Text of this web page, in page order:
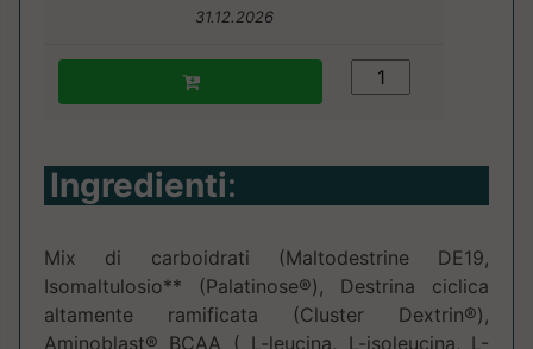
31.12.2026
Ingredienti:
Mix di carboidrati (Maltodestrine DE19,
Isomaltulosio** (Palatinose®), Destrina ci­clica
altamente ramificata (Cluster Dextrin®),
Aminoblast® BCAA ( L-leucina, L-isoleucina, L-